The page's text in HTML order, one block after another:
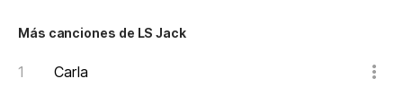
Más canciones de LS Jack
Carla